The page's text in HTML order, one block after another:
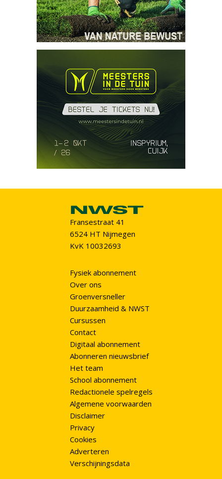
Fransestraat 41
6524 HT Nijmegen
KvK 10032693
Fysiek abonnement
Over ons
Groenversneller
Duurzaamheid & NWST
Cursussen
Contact
Digitaal abonnement
Abonneren nieuwsbrief
Het team
School abonnement
Redactionele spelregels
Algemene voorwaarden
Disclaimer
Privacy
Cookies
Adverteren
Verschijningsdata